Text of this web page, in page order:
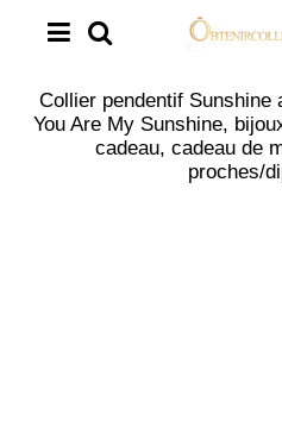
Collier pendentif Sunshine
You Are My Sunshine,
cadeau, cadeau de
proches/